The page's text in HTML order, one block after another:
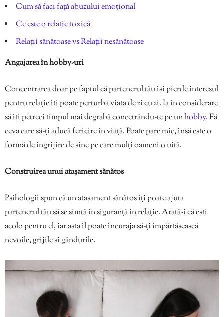
Cum să faci față abuzului emoțional
Ce este o relație toxică
Relații sănătoase vs Relații nesănătoase
Angajarea în hobby-uri
Concentrarea doar pe faptul că partenerul tău își pierde interesul
pentru relație îți poate perturba viața de zi cu zi. Ia în considerare
să îți petreci timpul mai degrabă concetrându-te pe unhobby. Fă
ceva care să-ți aducă fericire în viață. Poate pare mic, însă este o
formă de îngrijire de sine pe care mulți oameni o uită.
Construirea unui atașament sănătos
Psihologii spun că un atașament sănătos îți poate ajuta
partenerul tău să se simtă în siguranță în relație. Arată-i că ești
acolo pentru el, iar asta îl poate încuraja să-ți împărtășească
nevoile, grijile și gândurile.